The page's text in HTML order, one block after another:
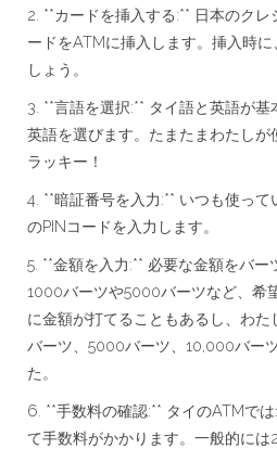
2. **カードを挿入する:** 日本のク
ードをATMに挿入します。挿入時
しょう。
3. **言語を選択:** タイ語と英語が基
英語を選びます。たまたまわたしが
ラッキー！
4. **暗証番号を入力:** いつも使っ
のPINコードを入力します。
5. **金額を入力:** 必要な金額をバー
1000バーツや5000バーツなど、希
に金額が打てることもあるし、わ
バーツ、5000バーツ、10,000バー
た。
6. **手数料の確認:** タイのATMで
て手数料がかかります。一般的に